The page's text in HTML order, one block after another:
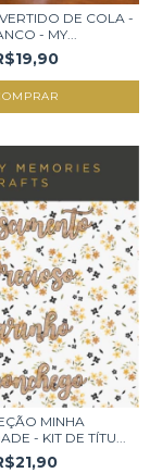
DE COLA -
- MY...
MINHA
- KIT DE TÍTU...